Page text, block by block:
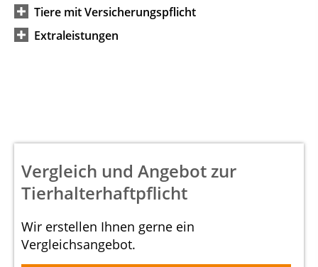
Tiere mit Versicherungspflicht
Extraleistungen
Vergleich und Angebot zur
Tierhalterhaftpflicht
Wir erstellen Ihnen gerne ein
Vergleichsangebot.